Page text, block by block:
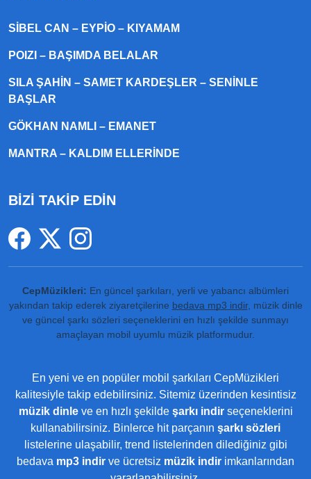
SIBEL CAN – EYPIO – KIYAMAM
POIZI – BAŞIMDA BELALAR
SILA ŞAHIN – SAMET KARDEŞLER – SENINLE
BAŞLAR
GÖKHAN NAMLI – EMANET
MANTRA – KALDIM ELLERINDE
BİZİ TAKİP EDİN
CepMüzikleri: En güncel şarkıları, yerli ve yabancı albümleri
yakından takip ederek ziyaretçilerine bedava mp3 indir, müzik dinle
ve güncel şarkı sözleri seçeneklerini en hızlı şekilde sunmayı
amaçlayan mobil uyumlu müzik platformudur.
En yeni ve en popüler mobil şarkıları CepMüzikleri
kalitesiyle takip edebilirsiniz. Sitemiz üzerinden kesintisiz
müzik dinleve en hızlı şekilde şarkı indirseçeneklerini
kullanabilirsiniz. Binlerce hit parçanın şarkı sözleri
listelerine ulaşabilir, trend listelerinden dilediğiniz gibi
bedava mp3 indir ve ücretsiz müzik indir imkanlarından